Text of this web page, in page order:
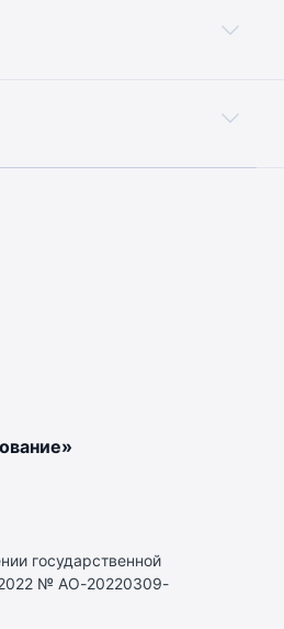
государственной
№ АО-20220309-